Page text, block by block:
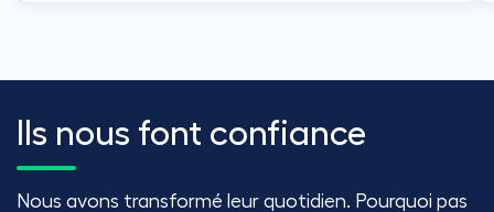
Ils nous font confiance
Nous avons transformé leur quotidien. Pourquoi pas